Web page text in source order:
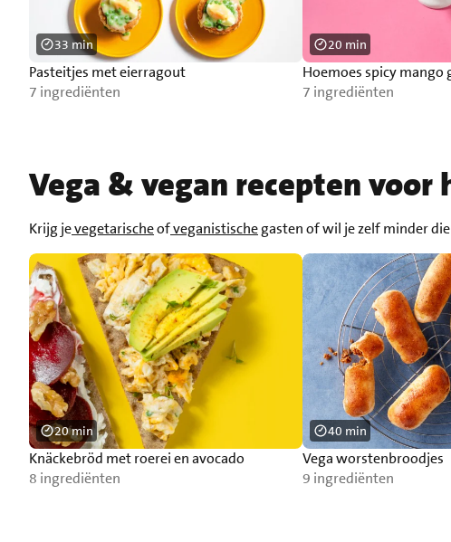
Pasteitjes met eierragout
7 ingrediënten
33 min
Hoemoes spicy mango
7 ingrediënten
20 min
Vega & vegan recepten voor
Krijg jevegetarischeofveganistischegasten of wil je zelf minder
Knäckebröd met roerei en avocado
8 ingrediënten
20 min
Vega worstenbroodjes
9 ingrediënten
40 min